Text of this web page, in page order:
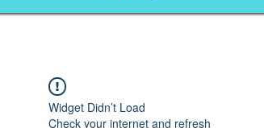
Widget Didn’t Load
Check your internet and refresh